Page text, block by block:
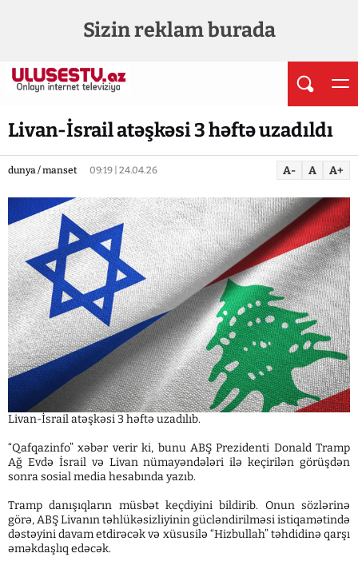
Sizin reklam burada
Livan-İsrail atəşkəsi 3 həftə uzadıldı
dunya / manset 09:19 | 24.04.26 A- A A+
Livan-İsrail atəşkəsi 3 həftə uzadılıb.
“Qafqazinfo” xəbər verir ki, bunu ABŞ Prezidenti Donald Tramp
Ağ Evdə İsrail və Livan nümayəndələri ilə keçirilən görüşdən
sonra sosial media hesabında yazıb.
Tramp danışıqların müsbət keçdiyini bildirib. Onun sözlərinə
görə, ABŞ Livanın təhlükəsizliyinin gücləndirilməsi istiqamətində
dəstəyini davam etdirəcək və xüsusilə “Hizbullah” təhdidinə qarşı
əməkdaşlıq edəcək.